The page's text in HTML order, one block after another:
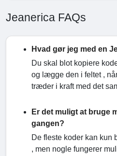
Jeanerica FAQs
Hvad gør jeg med en
Du skal blot kopiere
og lægge den i feltet ,
træder i kraft med det
Er det muligt at bruge
gangen?
De fleste koder kan kun
, men nogle fungerer